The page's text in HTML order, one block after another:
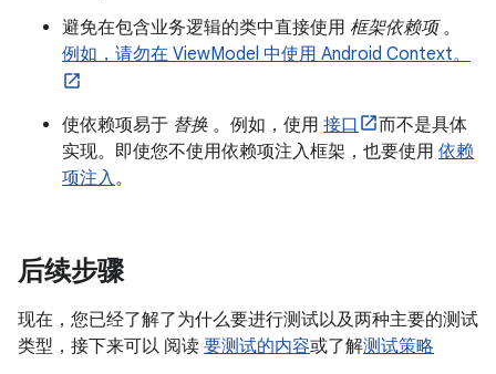
避免在包含业务逻辑的类中直接使用 框架依赖项。
例如，请勿在 ViewModel 中使用 Android Context。
使依赖项易于 替换 。例如，使用 接口
而不是具体
实现。即使您不使用依赖项注入框架，也要使用 依赖
项注入。
后续步骤
现在，您已经了解了为什么要进行测试以及两种主要的测试
类型，接下来可以 阅读 要测试的内容或了解测试策略